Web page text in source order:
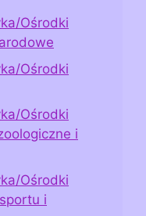
Ośrodki
Ośrodki
Ośrodki
i
Ośrodki
i